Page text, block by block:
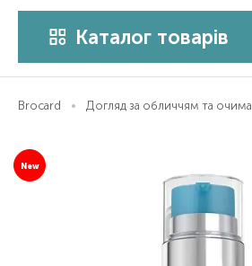
Каталог товарів
Brocard Догляд за обличчям та очима
New